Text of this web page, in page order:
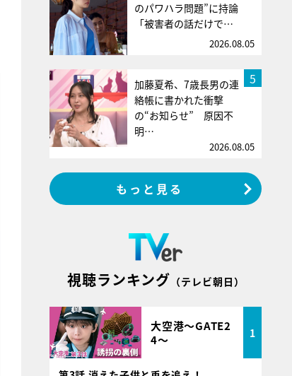
のパワハラ問題”に持論
「被害者の話だけで…
2026.08.05
5
加藤夏希、7歳長男の連
絡帳に書かれた衝撃
の“お知らせ” 原因不
明…
2026.08.05
もっと見る
視聴ランキング （テレビ朝日）
大空港～GATE2
4～
1